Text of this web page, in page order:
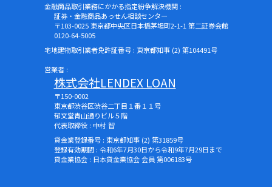
金融商品取引業務にかかる指定紛争解決機関 :
証券・金融商品あっせん相談センター
〒103-0025 東京都中央区日本橋茅場町2-1-1 第二証券会館
0120-64-5005
宅地建物取引業者免許証番号 : 東京都知事 (2) 第104491号
営業者 :
株式会社LENDEX LOAN
〒150-0002
東京都渋谷区渋谷二丁目１番１１号
郁文堂青山通りビル５階
代表取締役 : 中村 智
貸金業登録番号 : 東京都知事 (2) 第31859号
登録有効期間 : 令和6年7月30日から令和9年7月29日まで
貸金業協会 : 日本貸金業協会 会員 第006183号